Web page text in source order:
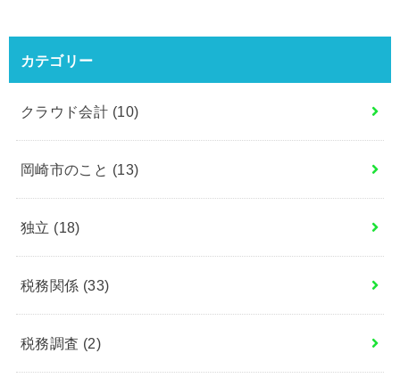
カテゴリー
クラウド会計 (10)
岡崎市のこと (13)
独立 (18)
税務関係 (33)
税務調査 (2)